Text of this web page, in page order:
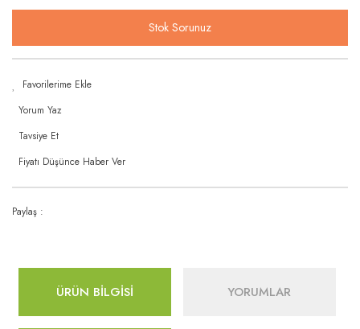
Stok Sorunuz
Yorum Yaz
Tavsiye Et
Fiyatı Düşünce Haber Ver
Paylaş :
ÜRÜN BİLGİSİ YORUMLAR